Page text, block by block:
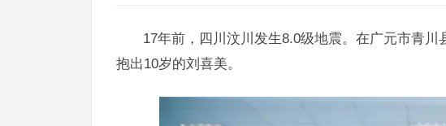
17年前，四川汶川发生8.0级地震。在广元市青
抱出10岁的刘喜美。